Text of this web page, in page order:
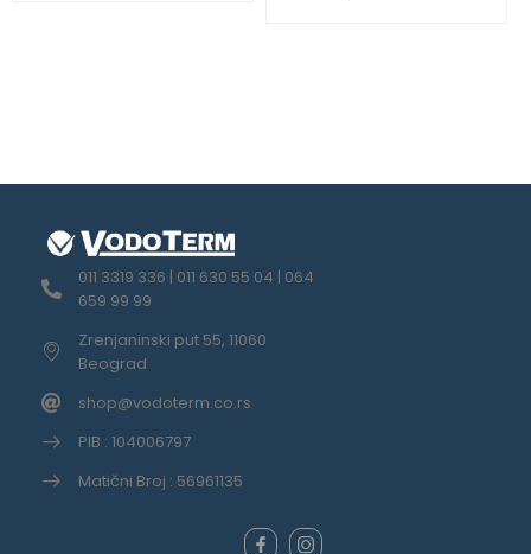
011 3319 336 | 011 630 55 04 | 064
659 99 99
Zrenjaninski put 55, 11060
Beograd
shop@vodoterm.co.rs
PIB : 104006797
Matični Broj : 56961135